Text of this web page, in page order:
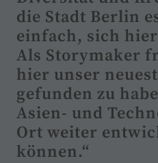
die Stadt Berlin
einfach, sich
Als Storymaker
hier unser
gefunden zu
Asien- und
Ort weiter
können.“